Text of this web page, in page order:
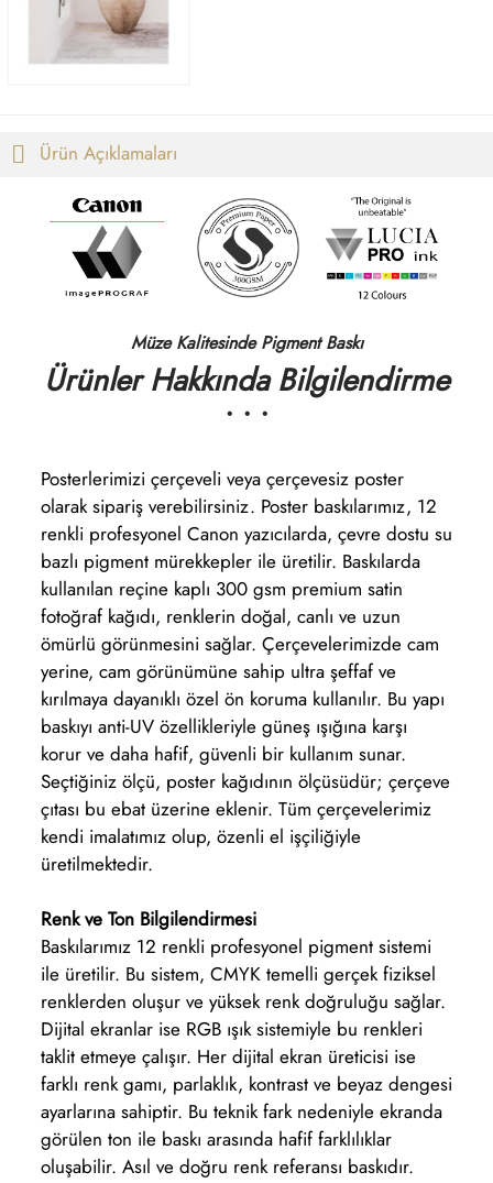
Ürün Açıklamaları
Müze Kalitesinde Pigment Baskı
Ürünler Hakkında Bilgilendirme
• • •
Posterlerimizi çerçeveli veya çerçevesiz poster
olarak sipariş verebilirsiniz. Poster baskılarımız, 12
renkli profesyonel Canon yazıcılarda, çevre dostu su
bazlı pigment mürekkepler ile üretilir. Baskılarda
kullanılan reçine kaplı 300 gsm premium satin
fotoğraf kağıdı, renklerin doğal, canlı ve uzun
ömürlü görünmesini sağlar. Çerçevelerimizde cam
yerine, cam görünümüne sahip ultra şeffaf ve
kırılmaya dayanıklı özel ön koruma kullanılır. Bu yapı
baskıyı anti-UV özellikleriyle güneş ışığına karşı
korur ve daha hafif, güvenli bir kullanım sunar.
Seçtiğiniz ölçü, poster kağıdının ölçüsüdür; çerçeve
çıtası bu ebat üzerine eklenir. Tüm çerçevelerimiz
kendi imalatımız olup, özenli el işçiliğiyle
üretilmektedir.
Renk ve Ton Bilgilendirmesi
Baskılarımız 12 renkli profesyonel pigment sistemi
ile üretilir. Bu sistem, CMYK temelli gerçek fiziksel
renklerden oluşur ve yüksek renk doğruluğu sağlar.
Dijital ekranlar ise RGB ışık sistemiyle bu renkleri
taklit etmeye çalışır. Her dijital ekran üreticisi ise
farklı renk gamı, parlaklık, kontrast ve beyaz dengesi
ayarlarına sahiptir. Bu teknik fark nedeniyle ekranda
görülen ton ile baskı arasında hafif farklılıklar
oluşabilir. Asıl ve doğru renk referansı baskıdır.